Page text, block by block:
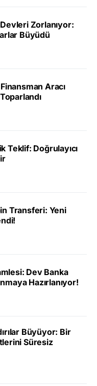
Zorlanıyor:
Büyüdü
Aracı
Teklif: Doğrulayıcı
Transferi: Yeni
Dev Banka
Hazırlanıyor!
Büyüyor: Bir
Süresiz